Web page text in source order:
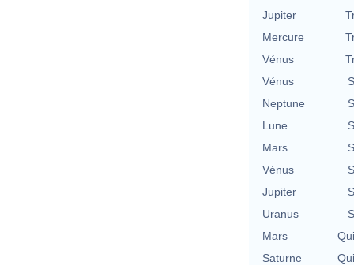
Jupiter
Mercure
Vénus
Vénus
Neptune
Lune
Mars
Vénus
Jupiter
Uranus
Mars
Saturne